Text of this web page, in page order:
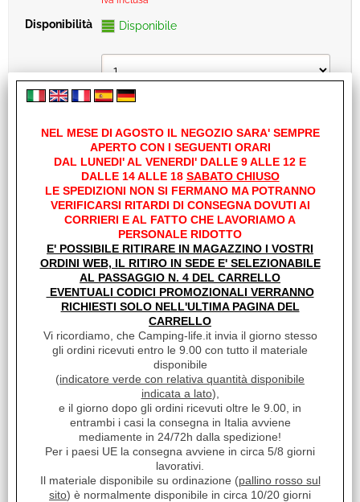
Disponibile
TENDALINO CARAVANSTORE EVO 425
ROYAL GREY 08830F01R
€614,80
Disponibile
NEL MESE DI AGOSTO IL NEGOZIO SARA' SEMPRE
APERTO CON I SEGUENTI ORARI
DAL LUNEDI' AL VENERDI' DALLE 9 ALLE 12 E
DALLE 14 ALLE 18 SABATO CHIUSO
LE SPEDIZIONI NON SI FERMANO MA POTRANNO
VERIFICARSI RITARDI DI CONSEGNA DOVUTI AI
CORRIERI E AL FATTO CHE LAVORIAMO A
PERSONALE RIDOTTO
E' POSSIBILE RITIRARE IN MAGAZZINO I VOSTRI
ORDINI WEB, IL RITIRO IN SEDE E' SELEZIONABILE
AL PASSAGGIO N. 4 DEL CARRELLO
EVENTUALI CODICI PROMOZIONALI VERRANNO
RICHIESTI SOLO NELL'ULTIMA PAGINA DEL
CARRELLO
Vi ricordiamo, che Camping-life.it invia il giorno stesso
gli ordini ricevuti entro le 9.00 con tutto il materiale
disponibile
(indicatore verde con relativa quantità disponibile
indicata a lato),
e il giorno dopo gli ordini ricevuti oltre le 9.00, in
entrambi i casi la consegna in Italia avviene
mediamente in 24/72h dalla spedizione!
Per i paesi UE la consegna avviene in circa 5/8 giorni
lavorativi.
Il materiale disponibile su ordinazione (pallino rosso sul
sito) è normalmente disponibile in circa 10/20 giorni